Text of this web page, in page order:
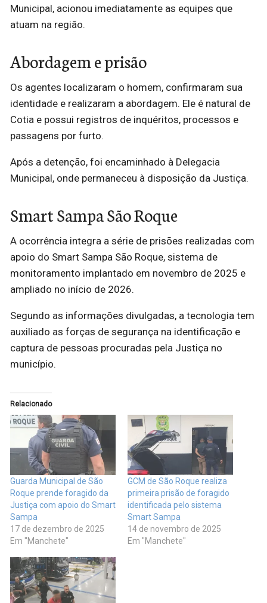
Municipal, acionou imediatamente as equipes que
atuam na região.
Abordagem e prisão
Os agentes localizaram o homem, confirmaram sua
identidade e realizaram a abordagem. Ele é natural de
Cotia e possui registros de inquéritos, processos e
passagens por furto.
Após a detenção, foi encaminhado à Delegacia
Municipal, onde permaneceu à disposição da Justiça.
Smart Sampa São Roque
A ocorrência integra a série de prisões realizadas com
apoio do Smart Sampa São Roque, sistema de
monitoramento implantado em novembro de 2025 e
ampliado no início de 2026.
Segundo as informações divulgadas, a tecnologia tem
auxiliado as forças de segurança na identificação e
captura de pessoas procuradas pela Justiça no
município.
Relacionado
Guarda Municipal de São
Roque prende foragido da
Justiça com apoio do Smart
Sampa
17 de dezembro de 2025
Em "Manchete"
GCM de São Roque realiza
primeira prisão de foragido
identificada pelo sistema
Smart Sampa
14 de novembro de 2025
Em "Manchete"